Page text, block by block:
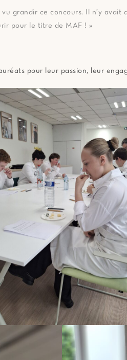
vu grandir ce concours. Il n’y
pour le titre de MAF ! »
pour leur passion, leur